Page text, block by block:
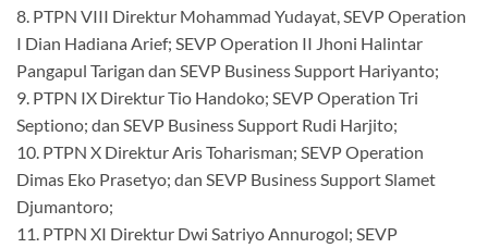
8. PTPN VIII Direktur Mohammad Yudayat, SEVP Operation
I Dian Hadiana Arief; SEVP Operation II Jhoni Halintar
Pangapul Tarigan dan SEVP Business Support Hariyanto;
9. PTPN IX Direktur Tio Handoko; SEVP Operation Tri
Septiono; dan SEVP Business Support Rudi Harjito;
10. PTPN X Direktur Aris Toharisman; SEVP Operation
Dimas Eko Prasetyo; dan SEVP Business Support Slamet
Djumantoro;
11. PTPN XI Direktur Dwi Satriyo Annurogol; SEVP